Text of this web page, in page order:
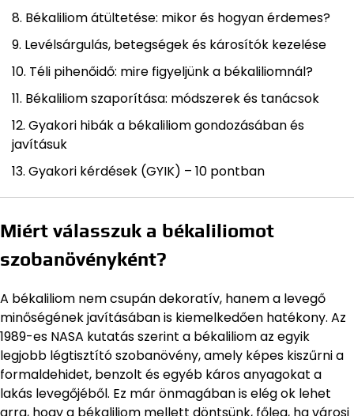
Békaliliom átültetése: mikor és hogyan érdemes?
Levélsárgulás, betegségek és károsítók kezelése
Téli pihenőidő: mire figyeljünk a békaliliomnál?
Békaliliom szaporítása: módszerek és tanácsok
Gyakori hibák a békaliliom gondozásában és
javításuk
Gyakori kérdések (GYIK) – 10 pontban
Miért válasszuk a békaliliomot
szobanövényként?
A békaliliom nem csupán dekoratív, hanem a levegő
minőségének javításában is kiemelkedően hatékony. Az
1989-es NASA kutatás szerint a békaliliom az egyik
legjobb légtisztító szobanövény, amely képes kiszűrni a
formaldehidet, benzolt és egyéb káros anyagokat a
lakás levegőjéből. Ez már önmagában is elég ok lehet
arra, hogy a békaliliom mellett döntsünk, főleg, ha városi